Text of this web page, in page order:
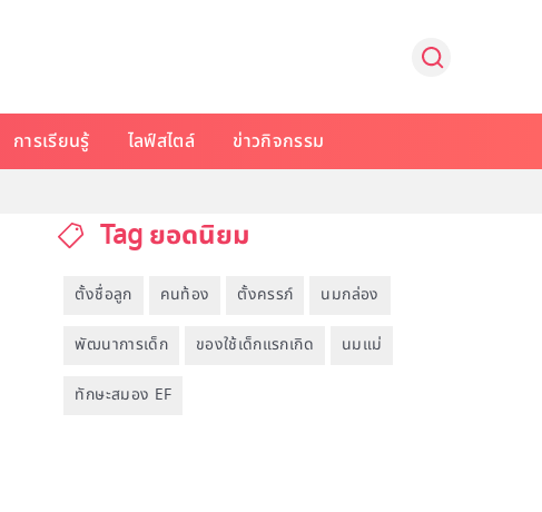
การเรียนรู้ ไลฟ์สไตล์ ข่าวกิจกรรม
Tag ยอดนิยม
ตั้งชื่อลูก คนท้อง ตั้งครรภ์ นมกล่อง
พัฒนาการเด็ก ของใช้เด็กแรกเกิด นมแม่
ทักษะสมอง EF